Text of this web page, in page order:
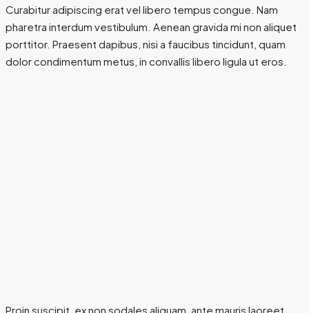
Curabitur adipiscing erat vel libero tempus congue. Nam
pharetra interdum vestibulum. Aenean gravida mi non aliquet
porttitor. Praesent dapibus, nisi a faucibus tincidunt, quam
dolor condimentum metus, in convallis libero ligula ut eros.
Proin suscipit, ex non sodales aliquam, ante mauris laoreet